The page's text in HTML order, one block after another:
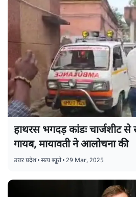
हाथरस भगदड़ कांडः चार्जशीट
गायब, मायावती ने आलोचना की
उत्तर प्रदेश•सत्य ब्यूरो•29 Mar, 2025